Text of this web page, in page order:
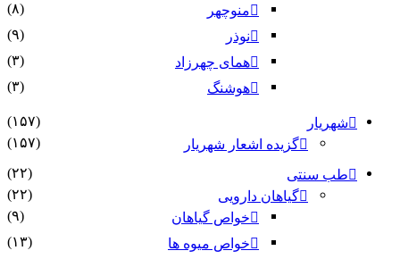
منوچهر
(۸)
نوذر
(۹)
هماى چهرزاد
(۳)
هوشنگ
(۳)
شهریار
(۱۵۷)
گزیده اشعار شهریار
(۱۵۷)
طب سنتی
(۲۲)
گیاهان دارویی
(۲۲)
خواص گیاهان
(۹)
خواص میوه ها
(۱۳)